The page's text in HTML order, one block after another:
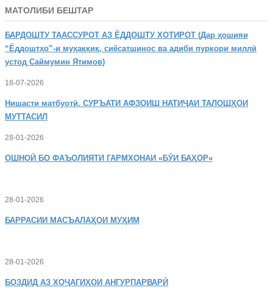
МАТОЛИБИ БЕШТАР
БАРДОШТУ ТААССУРОТ АЗ ЁДДОШТУ ХОТИРОТ (Дар ҳошияи
“Ёддоштҳо”-и муҳаққиқ, сиёсатшинос ва адиби пуркори миллӣ
устод Саймумин Ятимов)
18-07-2026
Нишасти матбуотӣ. СУРЪАТИ АФЗОИШ НАТИҶАИ ТАЛОШҲОИ
МУТТАСИЛ
28-01-2026
ОШНОӢ БО ФАЪОЛИЯТИ ГАРМХОНАИ «БӮИ БАҲОР»
28-01-2026
БАРРАСИИ МАСЪАЛАҲОИ МУҲИМ
28-01-2026
БОЗДИД АЗ ХОҶАГИҲОИ АНГУРПАРВАРӢ